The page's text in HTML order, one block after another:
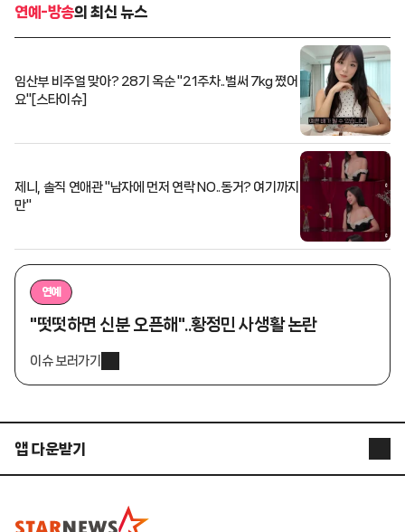
연예-방송의 최신 뉴스
임산부 비주얼 맞아? 28기 옥순 "21주차..벌써 7kg 쪘어
요"[스타이슈]
제니, 솔직 연애관 "남자에 먼저 연락 NO..동거? 여기까지
만"
연예
"떳떳하면 신분 오픈해"..황정민 사생활 논란
이슈 보러가기
앱 다운받기
STARPOLL